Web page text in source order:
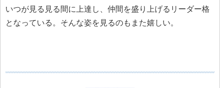
いつが見る見る間に上達し、仲間を盛り上げるリーダー格
となっている。そんな姿を見るのもまた嬉しい。